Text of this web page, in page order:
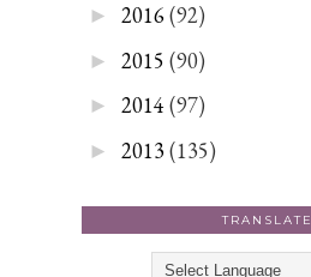
► 2016(92)
► 2015 (90)
► 2014 (97)
► 2013(135)
TRANSLATE